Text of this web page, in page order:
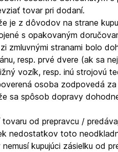
tovar pri dodaní.
je z dôvodov na strane
s opakovaným
zmluvnými stranami bolo
resp. prvé dvere (ak sa
vozík, resp. inú strojovú
osoba zodpovedá
sa spôsob dopravy
tovaru od prepravcu /
nedostatkov toto
kupujúci zásielku od